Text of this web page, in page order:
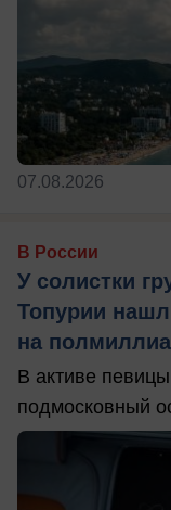
07.08.2026
В России
У солистки
Топурии
на
В активе
подмосковный